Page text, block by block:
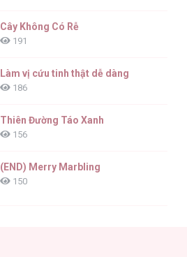
Cây Không Có Rễ
191
Làm vị cứu tinh thật dễ dàng
186
Thiên Đường Táo Xanh
156
(END) Merry Marbling
150